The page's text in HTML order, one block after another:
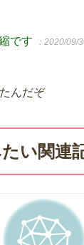
です ：2020/09/
んだぞ
い関連